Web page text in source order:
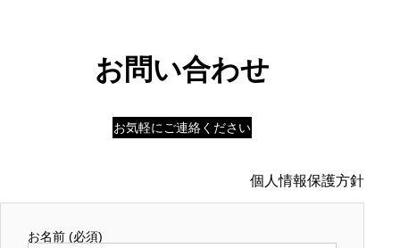
お問い合わせ
お気軽にご連絡ください
個人情報保護方針
お名前 (必須)